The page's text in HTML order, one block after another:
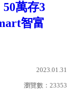
50萬存3
智富
2023.01.31
瀏覽數： 23353